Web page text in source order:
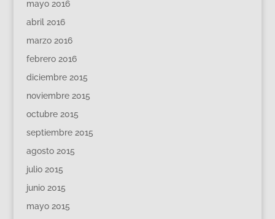
mayo 2016
abril 2016
marzo 2016
febrero 2016
diciembre 2015
noviembre 2015
octubre 2015
septiembre 2015
agosto 2015
julio 2015
junio 2015
mayo 2015